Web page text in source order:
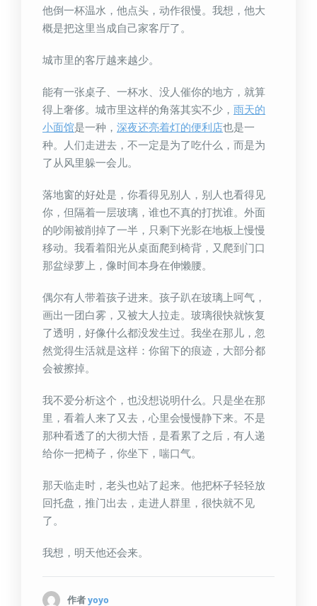
他倒一杯温水，他点头，动作很慢。我想，他大
概是把这里当成自己家客厅了。
城市里的客厅越来越少。
能有一张桌子、一杯水、没人催你的地方，就算
得上奢侈。城市里这样的角落其实不少， 雨天的
小面馆是一种， 深夜还亮着灯的便利店也是一
种。人们走进去，不一定是为了吃什么，而是为
了从风里躲一会儿。
落地窗的好处是，你看得见别人，别人也看得见
你，但隔着一层玻璃，谁也不真的打扰谁。外面
的吵闹被削掉了一半，只剩下光影在地板上慢慢
移动。我看着阳光从桌面爬到椅背，又爬到门口
那盆绿萝上，像时间本身在伸懒腰。
偶尔有人带着孩子进来。孩子趴在玻璃上呵气，
画出一团白雾，又被大人拉走。玻璃很快就恢复
了透明，好像什么都没发生过。我坐在那儿，忽
然觉得生活就是这样：你留下的痕迹，大部分都
会被擦掉。
我不爱分析这个，也没想说明什么。只是坐在那
里，看着人来了又去，心里会慢慢静下来。不是
那种看透了的大彻大悟，是看累了之后，有人递
给你一把椅子，你坐下，喘口气。
那天临走时，老头也站了起来。他把杯子轻轻放
回托盘，推门出去，走进人群里，很快就不见
了。
我想，明天他还会来。
作者 yoyo